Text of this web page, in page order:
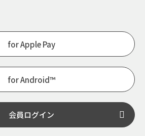
for Apple Pay
for Android™
会員ログイン